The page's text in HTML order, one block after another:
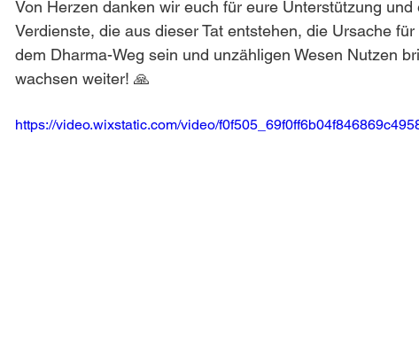
Von Herzen danken wir euch für eure Unterstützung
Verdienste, die aus dieser Tat entstehen, die Ursache
dem Dharma-Weg sein und unzähligen Wesen Nutzen
wachsen weiter! 🙏
https://video.wixstatic.com/video/